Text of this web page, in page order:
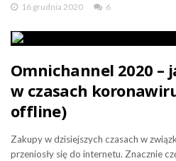
16 grudnia 2020 6
Omnichannel 2020 –
w czasach
offline)
Zakupy w dzisiejszych czasach w
przeniosły się do internetu. Znacznie